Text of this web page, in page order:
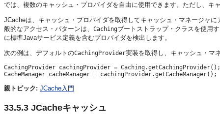
では、複数のキャッシュ・プロバイダを自由に使用できます。ただし、
JCacheは、キャッシュ・プロバイダを取得してキャッシュ・マネージャ
般的なアクセス・パターンは、 Cachingブートストラップ・クラスを使用
に標準Javaサービス定義を含むプロバイダを検出します。
次の例は、デフォルトのCachingProvider実装を取得し、キャッシュ・マ
CachingProvider cachingProvider = Caching.getCachingProvider();
親トピック: JCache入門
33.5.3 JCacheキャッシュ